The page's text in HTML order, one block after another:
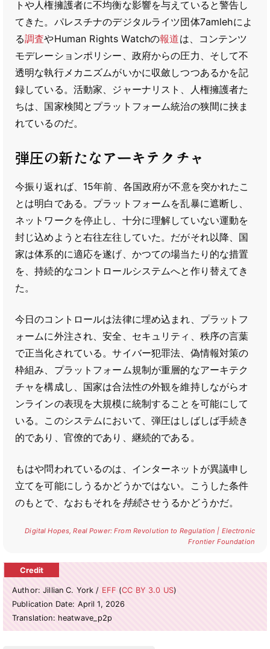
トや人権擁護者に不均衡な影響を与えていると警告し
てきた。パレスチナのデジタルライツ団体7amlehによ
る調査やHuman Rights Watchの報道は、コンテンツ
モデレーションポリシー、政府からの圧力、そして不
透明な執行メカニズムがいかに収斂しつつあるかを記
録している。活動家、ジャーナリスト、人権擁護者た
ちは、国家検閲とプラットフォーム統治の狭間に挟ま
れているのだ。
弾圧の新たなアーキテクチャ
今振り返れば、15年前、各国政府が不意を突かれたこ
とは明白である。プラットフォームを乱暴に遮断し、
ネットワークを停止し、十分に理解していない運動を
封じ込めようと右往左往していた。だがそれ以降、国
家は体系的に適応を遂げ、かつての場当たり的な措置
を、持続的なコントロールシステムへと作り替えてき
た。
今日のコントロールは法律に埋め込まれ、プラットフ
ォームに外注され、安全、セキュリティ、秩序の言葉
で正当化されている。サイバー犯罪法、偽情報対策の
枠組み、プラットフォーム規制が重層的なアーキテク
チャを構成し、国家は合法性の外観を維持しながらオ
ンラインの表現を大規模に統制することを可能にして
いる。このシステムにおいて、弾圧はしばしば手続き
的であり、官僚的であり、継続的である。
もはや問われているのは、インターネットが異議申し
立てを可能にしうるかどうかではない。こうした条件
のもとで、なおもそれを持続させうるかどうかだ。
Digital Hopes, Real Power: From Revolution to Regulation | Electronic
Frontier Foundation
Author: Jillian C. York / EFF (CC BY 3.0 US)
Publication Date: April 1, 2026
Translation: heatwave_p2p